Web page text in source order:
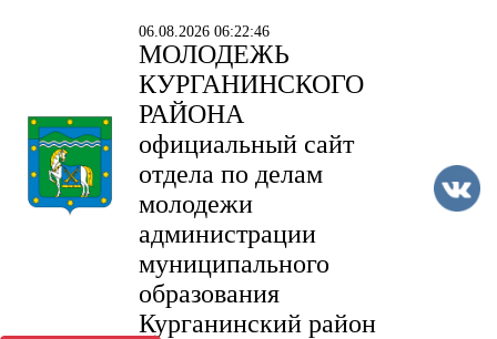
06.08.2026 06:22:46
МОЛОДЕЖЬ
КУРГАНИНСКОГО
РАЙОНА
официальный сайт
отдела по делам
молодежи
администрации
муниципального
образования
Курганинский район